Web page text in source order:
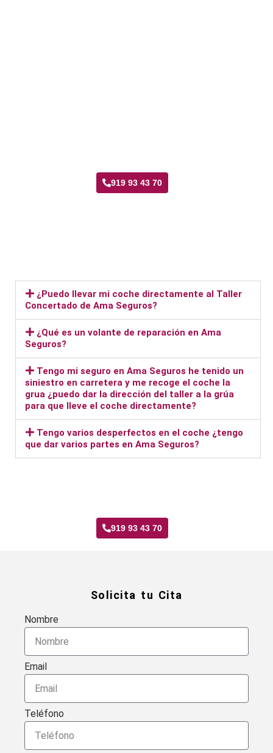
919 93 43 70
¿Puedo llevar mi coche directamente al Taller
Concertado de Ama Seguros?
¿Qué es un volante de reparación en Ama
Seguros?
Tengo mi seguro en Ama Seguros he tenido un
siniestro en carretera y me recoge el coche la
grua ¿puedo dar la dirección del taller a la grúa
para que lleve el coche directamente?
Tengo varios desperfectos en el coche ¿tengo
que dar varios partes en Ama Seguros?
919 93 43 70
Solicita tu Cita
Nombre
Email
Teléfono